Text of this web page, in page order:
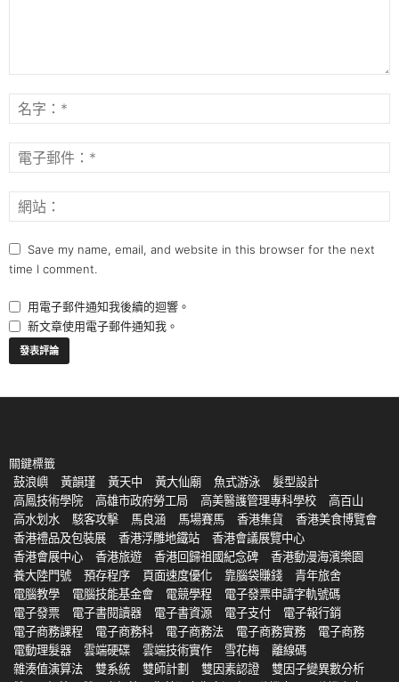
Save my name, email, and website in this browser for the next
time I comment.
用電子郵件通知我後續的迴響。
新文章使用電子郵件通知我。
關鍵標籤
鼓浪嶼
黃韻瑾 黃天中 黃大仙廟 魚式游泳
髮型設計
高鳳技術學院
高雄市政府勞工局 高美醫護管理專科學校
高百山
高水划水
駭客攻擊 馬良涵 馬場賽馬 香港集貨
香港美食博覽會
香港禮品及包裝展
香港浮雕地鐵站
香港會議展覽中心
香港會展中心
香港旅遊 香港回歸祖國紀念碑
香港動漫海濱樂園
養大陸門號
預存程序 頁面速度優化 靠腦袋賺錢
青年旅舍
電腦教學
電腦技能基金會 電競學程
電子發票申請字軌號碼
電子發票
電子書閱讀器 電子書資源 電子支付
電子報行銷
電子商務課程
電子商務科 電子商務法 電子商務實務
電子商務
電動理髮器
雲端硬碟 雲端技術實作 雪花梅
離線碼
雜湊值演算法
雙系統 雙師計劃 雙因素認證
雙因子變異數分析